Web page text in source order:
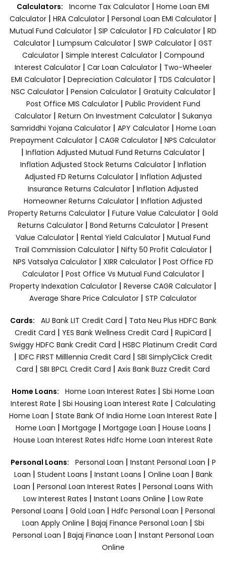
Calculators: Income Tax Calculator | Home Loan EMI
Calculator | HRA Calculator | Personal Loan EMI Calculator |
Mutual Fund Calculator | SIP Calculator | FD Calculator | RD
Calculator | Lumpsum Calculator | SWP Calculator | GST
Calculator| Simple Interest Calculator| Compound
Interest Calculator| Car Loan Calculator| Two-Wheeler
EMI Calculator| Depreciation Calculator| TDS Calculator|
NSC Calculator| Pension Calculator| Gratuity Calculator|
Post Office MIS Calculator| Public Provident Fund
Calculator| Return On Investment Calculator| Sukanya
Samriddhi Yojana Calculator| APY Calculator| Home Loan
Prepayment Calculator | CAGR Calculator | NPS Calculator
| Inflation Adjusted Mutual Fund Returns Calculator |
Inflation Adjusted Stock Returns Calculator| Inflation
Adjusted FD Returns Calculator| Inflation Adjusted
Insurance Returns Calculator | Inflation Adjusted
Homeowner Returns Calculator | Inflation Adjusted
Property Returns Calculator | Future Value Calculator | Gold
Returns Calculator | Bond Returns Calculator | Present
Value Calculator | Rental Yield Calculator | Mutual Fund
Trail Commission Calculator| Nifty 50 Profit Calculator|
NPS Vatsalya Calculator| XIRR Calculator| Post Office FD
Calculator| Post Office Vs Mutual Fund Calculator|
Property Indexation Calculator | Reverse CAGR Calculator |
Average Share Price Calculator | STP Calculator
Cards: AU Bank LIT Credit Card | Tata Neu Plus HDFC Bank
Credit Card | YES Bank Wellness Credit Card | RupiCard |
Swiggy HDFC Bank Credit Card | HSBC Platinum Credit Card
| IDFC FIRST Milllennia Credit Card | SBI SimplyClick Credit
Card | SBI BPCL Credit Card | Axis Bank Buzz Credit Card
Home Loans: Home Loan Interest Rates | Sbi Home Loan
Interest Rate | Sbi Housing Loan Interest Rate | Calculating
Home Loan | State Bank Of India Home Loan Interest Rate |
Home Loan | Mortgage | Mortgage Loan | House Loans |
House Loan Interest Rates Hdfc Home Loan Interest Rate
Personal Loans: Personal Loan | Instant Personal Loan | P
Loan | Student Loans | Instant Loans | Online Loan | Bank
Loan | Personal Loan Interest Rates | Personal Loans With
Low Interest Rates | Instant Loans Online | Low Rate
Personal Loans | Gold Loan | Hdfc Personal Loan | Personal
Loan Apply Online | Bajaj Finance Personal Loan | Sbi
Personal Loan | Bajaj Finance Loan | Instant Personal Loan
Online